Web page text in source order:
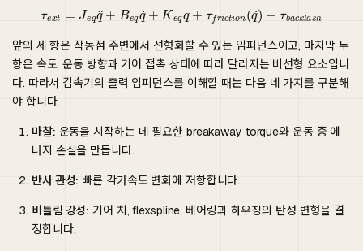
ex qq ¨+ B eqq ˙+ K eqq +τ f ic q˙) τ ba
앞의 세 항은 작동점 주변에서 선형화할 수 있는 임피던스이고, 마지막 두
항은 속도, 운동 방향과 기어 접촉 상태에 따라 달라지는 비선형 요소입니
다. 따라서 감속기의 출력 임피던스를 이해할 때는 다음 네 가지를 구분해
야 합니다.
마찰: 운동을 시작하는 데 필요한 breakaway torque와 운동 중 에
너지 손실을 만듭니다.
반사 관성: 빠른 각가속도 변화에 저항합니다.
비틀림 강성: 기어 치, flexspline, 베어링과 하우징의 탄성 변형을 결
정합니다.